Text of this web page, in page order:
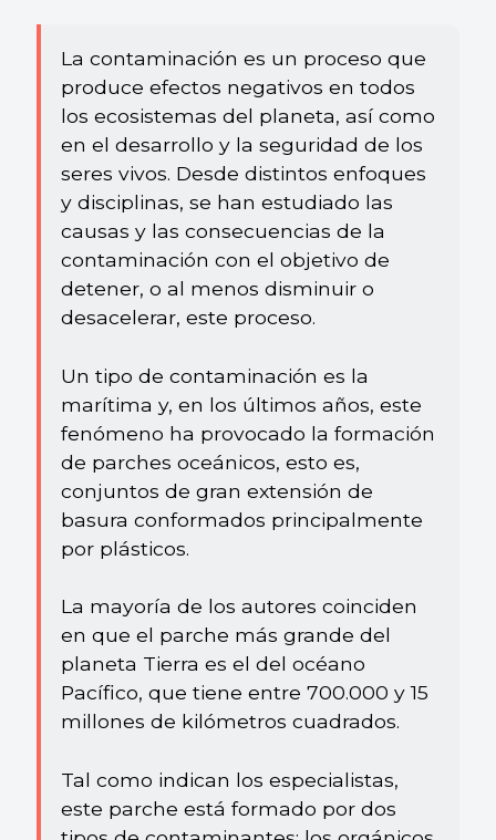
La contaminación es un proceso que
produce efectos negativos en todos
los ecosistemas del planeta, así como
en el desarrollo y la seguridad de los
seres vivos. Desde distintos enfoques
y disciplinas, se han estudiado las
causas y las consecuencias de la
contaminación con el objetivo de
detener, o al menos disminuir o
desacelerar, este proceso.
Un tipo de contaminación es la
marítima y, en los últimos años, este
fenómeno ha provocado la formación
de parches oceánicos, esto es,
conjuntos de gran extensión de
basura conformados principalmente
por plásticos.
La mayoría de los autores coinciden
en que el parche más grande del
planeta Tierra es el del océano
Pacífico, que tiene entre 700.000 y 15
millones de kilómetros cuadrados.
Tal como indican los especialistas,
este parche está formado por dos